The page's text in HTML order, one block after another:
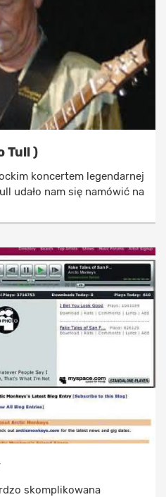
Tull )
koncertem legendarnej
udało nam się namówić na
skomplikowana